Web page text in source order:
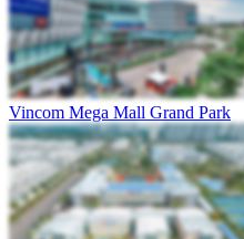
Vincom Mega Mall Grand Park